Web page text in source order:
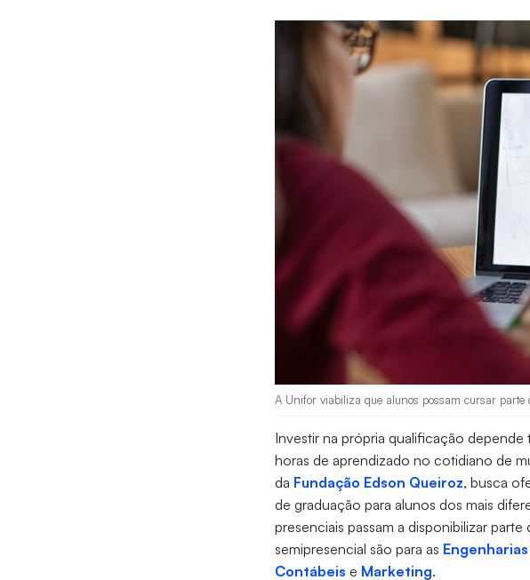
A Unifor viabiliza que alunos possam cursar parte
Investir na própria qualificação
horas de aprendizado no cotidiano de
da Fundação Edson Queiroz, busca
de graduação para alunos dos mais
presenciais passam a disponibilizar
semipresencial são para as
Contábeise Marketing.